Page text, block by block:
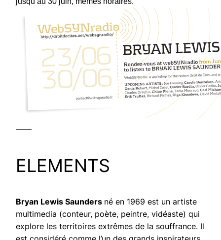
——
ELEMENTS
Bryan Lewis Saunders né en 1969 est un artiste
multimedia (conteur, poète, peintre, vidéaste) qui
explore les territoires extrêmes de la souffrance. Il